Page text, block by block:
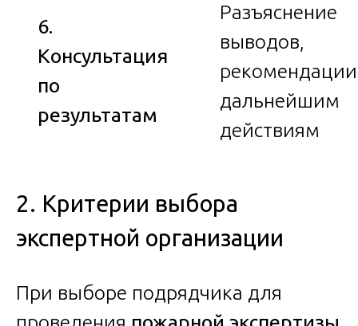
6.
Консультация
по
результатам
Разъяснение
выводов,
дальнейшим
действиям
2. Критерии выбора
экспертной организации
При выборе подрядчика для